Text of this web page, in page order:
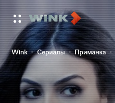
Wink Сериалы Приманка